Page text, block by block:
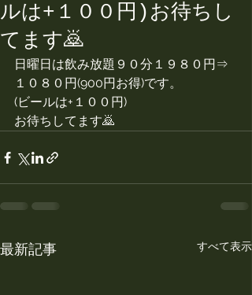
ルは+１００円)お待ちし
てます🙇
日曜日は飲み放題９０分１９８０円⇒
１０８０円(900円お得)です。
(ビールは+１００円)
お待ちしてます🙇
最新記事 すべて表示